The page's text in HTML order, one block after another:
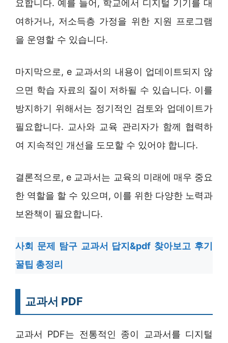
요합니다. 예를 들어, 학교에서 디지털 기기를 대
여하거나, 저소득층 가정을 위한 지원 프로그램
을 운영할 수 있습니다.
마지막으로, e 교과서의 내용이 업데이트되지 않
으면 학습 자료의 질이 저하될 수 있습니다. 이를
방지하기 위해서는 정기적인 검토와 업데이트가
필요합니다. 교사와 교육 관리자가 함께 협력하
여 지속적인 개선을 도모할 수 있어야 합니다.
결론적으로, e 교과서는 교육의 미래에 매우 중요
한 역할을 할 수 있으며, 이를 위한 다양한 노력과
보완책이 필요합니다.
사회 문제 탐구 교과서 답지&pdf 찾아보고 후기
꿀팁 총정리
교과서 PDF
교과서 PDF는 전통적인 종이 교과서를 디지털